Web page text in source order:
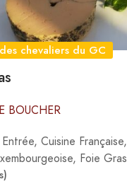
chevaliers du GC
BOUCHER
Cuisine Française
Foie Gras